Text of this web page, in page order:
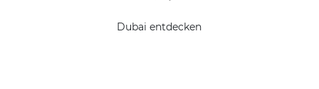
Dubai entdecken